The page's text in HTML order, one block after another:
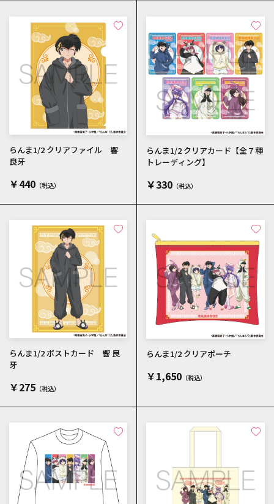
らんま1/2 クリアファイル 響
良牙
￥440
らんま1/2 クリアカード【全７種
トレーディング】
￥330
らんま1/2 ポストカード 響 良
牙
￥275
らんま1/2 クリアポーチ
￥1,650